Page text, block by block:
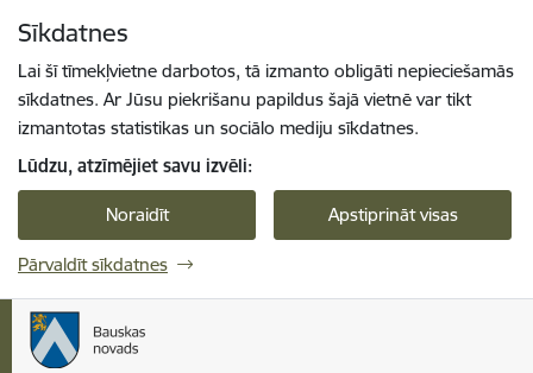
Sīkdatnes
Lai šī tīmekļvietne darbotos, tā izmanto obligāti nepieciešamās
sīkdatnes. Ar Jūsu piekrišanu papildus šajā vietnē var tikt
izmantotas statistikas un sociālo mediju sīkdatnes.
Lūdzu, atzīmējiet savu izvēli:
Noraidīt Apstiprināt visas
Pārvaldīt sīkdatnes